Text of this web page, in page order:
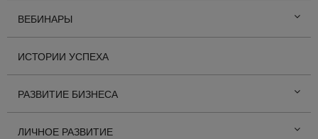
ВЕБИНАРЫ
ИСТОРИИ УСПЕХА
РАЗВИТИЕ БИЗНЕСА
ЛИЧНОЕ РАЗВИТИЕ